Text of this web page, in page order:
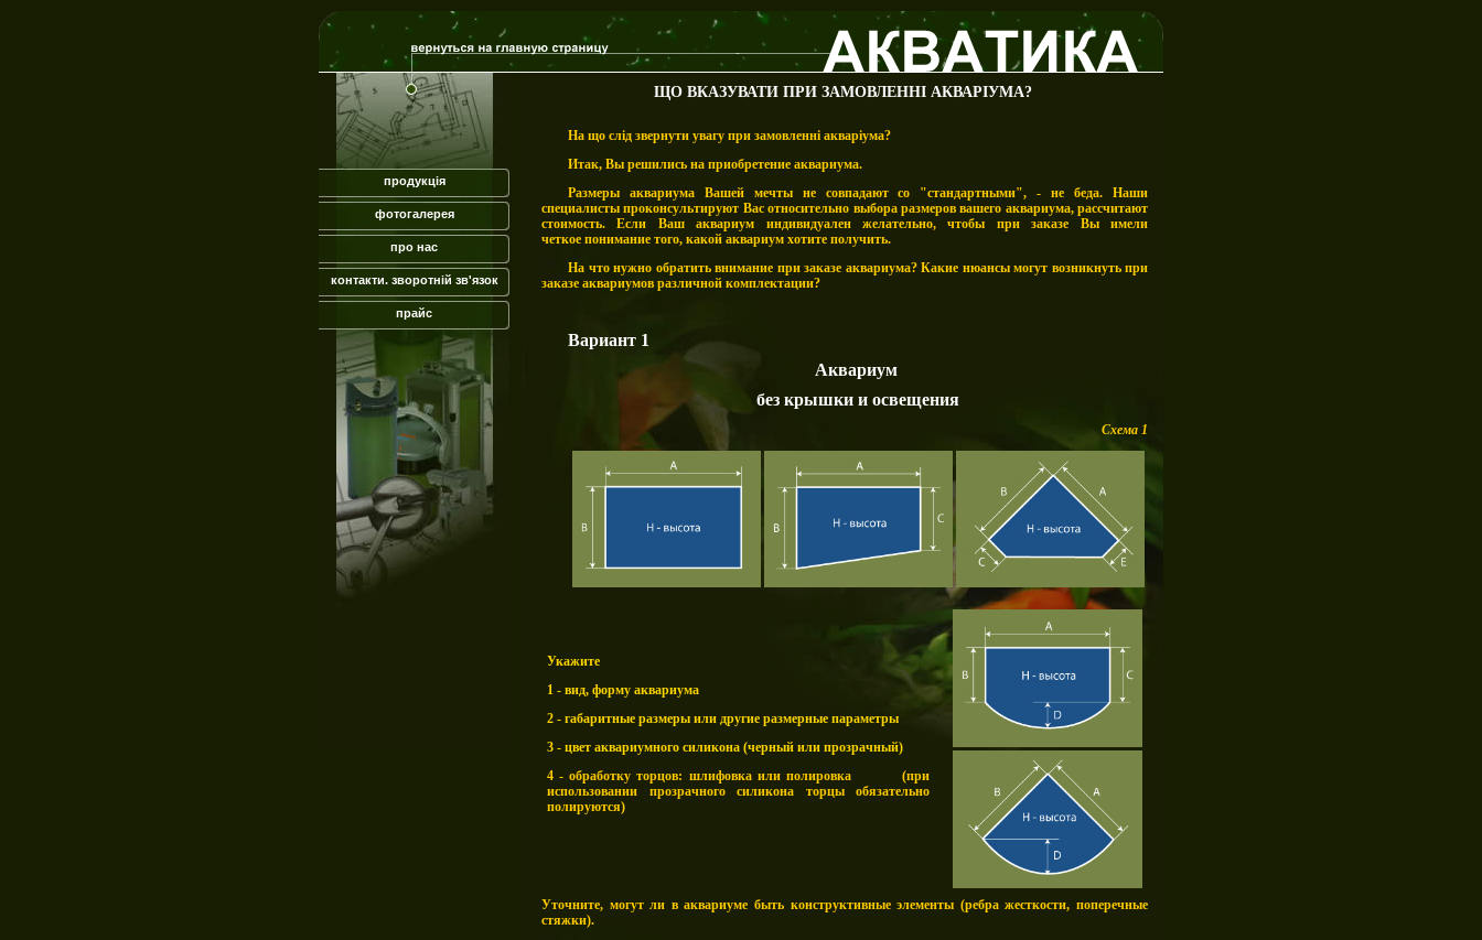
продукція
фотогалерея
про нас
контакти. зворотній зв'язок
прайс
ЩО ВКАЗУВАТИ ПРИ ЗАМОВЛЕННІ АКВАРІУМА?
На що слід звернути увагу при замовленні акваріума?
Итак, Вы решились на приобретение аквариума.
Размеры аквариума Вашей мечты не совпадают со "стандартными", - не беда. Наши
специалисты проконсультируют Вас относительно выбора размеров вашего аквариума, рассчитают
стоимость. Если Ваш аквариум индивидуален желательно, чтобы при заказе Вы имели
четкое понимание того, какой аквариум хотите получить.
На что нужно обратить внимание при заказе аквариума?Какие нюансы могут возникнуть при
заказе аквариумов различной комплектации?
Вариант 1
Аквариум
без крышки и освещения
Схема 1
Укажите
1 - вид, форму аквариума
2 - габаритные размеры или другие размерные параметры
3 - цвет аквариумного силикона (черный или прозрачный)
4 - обработку торцов: шлифовка или полировка (при
использовании прозрачного силикона торцы обязательно
полируются)
Уточните, могут ли в аквариуме быть конструктивные элементы (ребра жесткости, поперечные
стяжки).